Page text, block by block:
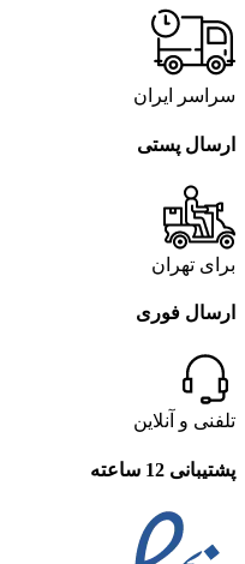
سراسر ایران
ارسال پستی
برای تهران
ارسال فوری
تلفنی و آنلاین
پشتیبانی 12 ساعته